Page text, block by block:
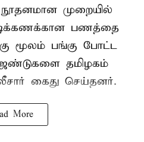
முறையில்
பணத்தை
மூலம் பங்கு போட்ட
தமிழகம்
கைது செய்தனர்.
More